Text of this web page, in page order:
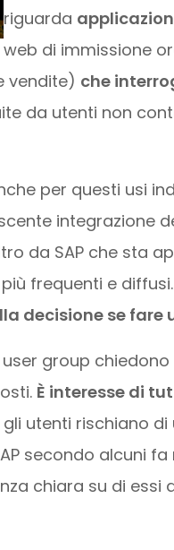
riguarda
web di immissione
vendite) che
da utenti non
per questi usi
integrazione
da SAP che sta
frequenti e
decisione se fare
user group
È interesse di
utenti rischiano
secondo alcuni
chiara su di